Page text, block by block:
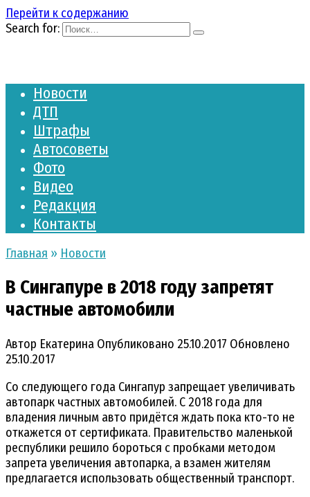
Перейти к содержанию
Search for:
Новости
ДТП
Штрафы
Автосоветы
Фото
Видео
Редакция
Контакты
Главная » Новости
В Сингапуре в 2018 году запретят
частные автомобили
Автор Екатерина Опубликовано 25.10.2017 Обновлено
25.10.2017
Со следующего года Сингапур запрещает увеличивать
автопарк частных автомобилей. С 2018 года для
владения личным авто придётся ждать пока кто-то не
откажется от сертификата. Правительство маленькой
республики решило бороться с пробками методом
запрета увеличения автопарка, а взамен жителям
предлагается использовать общественный транспорт.